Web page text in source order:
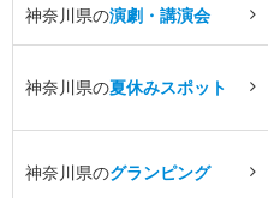
神奈川県の演劇・講演会
神奈川県の夏休みスポット
神奈川県のグランピング